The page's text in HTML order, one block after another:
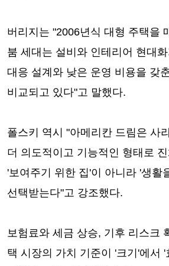
버리지는 "2006년식 대형 주택을
붐 세대는 설비와 인테리어 현대
대응 설계와 낮은 운영 비용을 갖
비교되고 있다"고 말했다.
폴스키 역시 "아메리칸 드림은 사
더 의도적이고 기능적인 형태로
'보여주기 위한 집'이 아니라 '생활
선택받는다"고 강조했다.
보험료와 세금 상승, 기후 리스크
택 시장의 가치 기준이 '크기'에서 '